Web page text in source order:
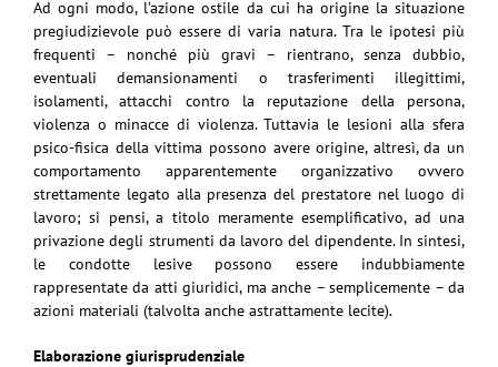
Ad ogni modo, l’azione ostile da cui ha origine la situazione
pregiudizievole può essere di varia natura. Tra le ipotesi più
frequenti – nonché più gravi – rientrano, senza dubbio,
eventuali demansionamenti o trasferimenti illegittimi,
isolamenti, attacchi contro la reputazione della persona,
violenza o minacce di violenza. Tuttavia le lesioni alla sfera
psico-fisica della vittima possono avere origine, altresì, da un
comportamento apparentemente organizzativo ovvero
strettamente legato alla presenza del prestatore nel luogo di
lavoro; si pensi, a titolo meramente esemplificativo, ad una
privazione degli strumenti da lavoro del dipendente. In sintesi,
le condotte lesive possono essere indubbiamente
rappresentate da atti giuridici, ma anche – semplicemente – da
azioni materiali (talvolta anche astrattamente lecite).
Elaborazione giurisprudenziale